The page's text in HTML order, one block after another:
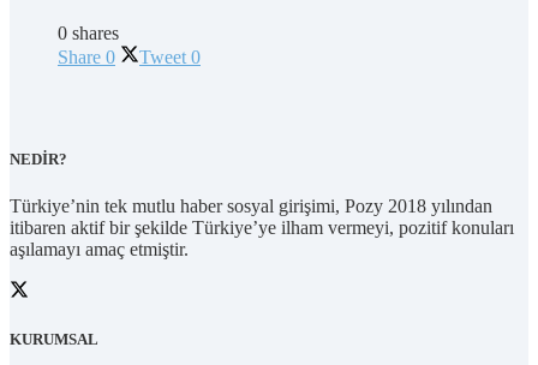
0 shares
Share 0 Tweet 0
NEDİR?
Türkiye’nin tek mutlu haber sosyal girişimi, Pozy 2018 yılından
itibaren aktif bir şekilde Türkiye’ye ilham vermeyi, pozitif konuları
aşılamayı amaç etmiştir.
KURUMSAL